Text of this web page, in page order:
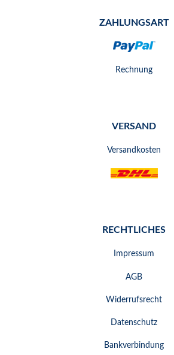
ZAHLUNGSART
Rechnung
VERSAND
Versandkosten
RECHTLICHES
Impressum
AGB
Widerrufsrecht
Datenschutz
Bankverbindung